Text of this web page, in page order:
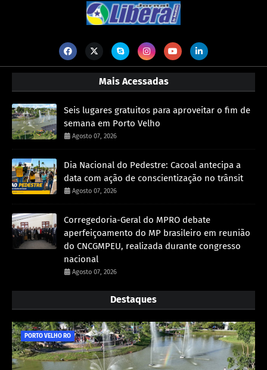
Mais Acessadas
Seis lugares gratuitos para aproveitar o fim de
semana em Porto Velho
Agosto 07, 2026
Dia Nacional do Pedestre: Cacoal antecipa a
data com ação de conscientização no trânsit
Agosto 07, 2026
Corregedoria-Geral do MPRO debate
aperfeiçoamento do MP brasileiro em reunião
do CNCGMPEU, realizada durante congresso
nacional
Agosto 07, 2026
Destaques
PORTO VELHO RO